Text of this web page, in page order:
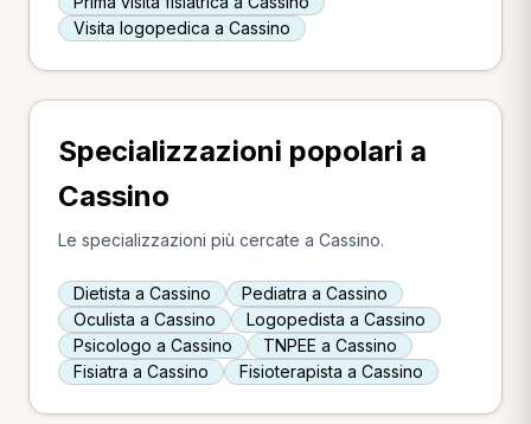
Visita logopedica a Cassino
Specializzazioni popolari a
Cassino
Le specializzazioni più cercate a Cassino.
Dietista a Cassino
Pediatra a Cassino
Oculista a Cassino
Logopedista a Cassino
Psicologo a Cassino
TNPEE a Cassino
Fisiatra a Cassino
Fisioterapista a Cassino